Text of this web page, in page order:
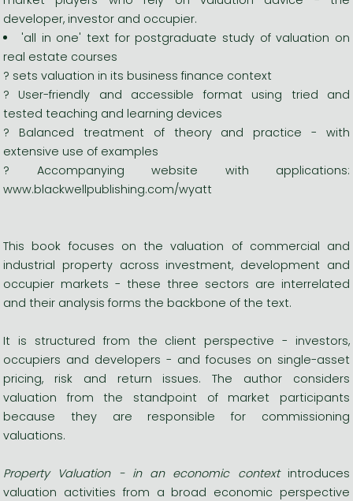
developer, investor and occupier.
'all in one' text for postgraduate study of valuation on
real estate courses
? sets valuation in its business finance context
? User-friendly and accessible format using tried and
tested teaching and learning devices
? Balanced treatment of theory and practice - with
extensive use of examples
? Accompanying website with applications:
www.blackwellpublishing.com/wyatt
This book focuses on the valuation of commercial and
industrial property across investment, development and
occupier markets - these three sectors are interrelated
and their analysis forms the backbone of the text.
It is structured from the client perspective - investors,
occupiers and developers - and focuses on single-asset
pricing, risk and return issues. The author considers
valuation from the standpoint of market participants
because they are responsible for commissioning
valuations.
Property Valuation - in an economic contextintroduces
valuation activities from a broad economic perspective